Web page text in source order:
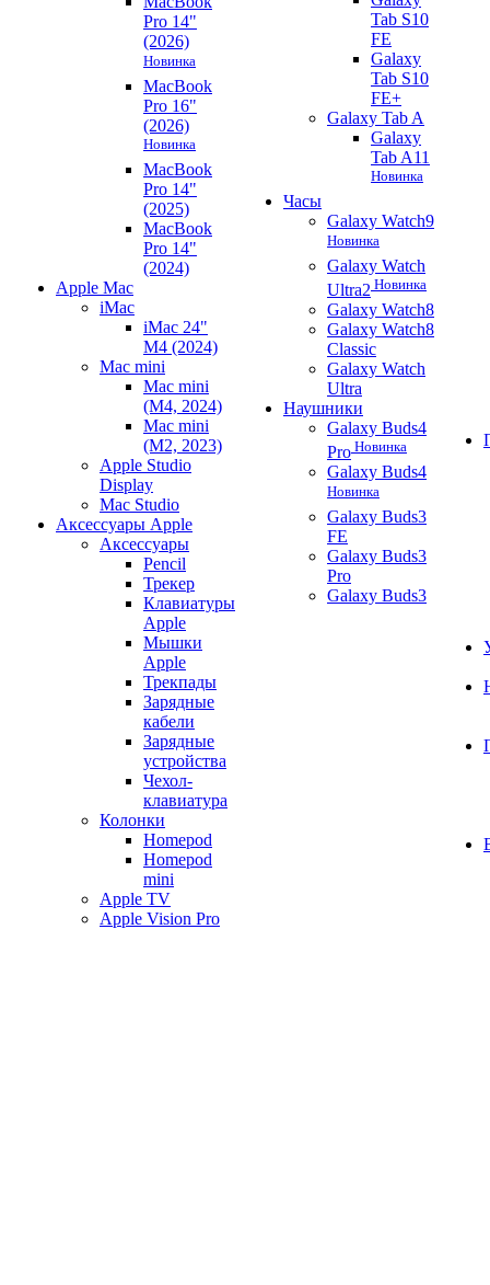
Pro 14"
(2026)
Новинка
MacBook
Pro 16"
(2026)
Новинка
MacBook
Pro 14"
(2025)
MacBook
Pro 14"
(2024)
Apple Mac
iMac
iMac 24"
M4 (2024)
Mac mini
Mac mini
(M4, 2024)
Mac mini
(M2, 2023)
Apple Studio
Display
Mac Studio
Аксессуары Apple
Аксессуары
Pencil
Трекер
Клавиатуры
Apple
Мышки
Apple
Трекпады
Зарядные
кабели
Зарядные
устройства
Чехол-
клавиатура
Колонки
Homepod
Homepod
mini
Apple TV
Apple Vision Pro
Tab S10
FE
Galaxy
Tab S10
FE+
Galaxy Tab A
Galaxy
Tab A11
Новинка
Часы
Galaxy Watch9
Новинка
Galaxy Watch
Ultra2 Новинка
Galaxy Watch8
Galaxy Watch8
Classic
Galaxy Watch
Ultra
Наушники
Galaxy Buds4
Pro Новинка
Galaxy Buds4
Новинка
Galaxy Buds3
FE
Galaxy Buds3
Pro
Galaxy Buds3